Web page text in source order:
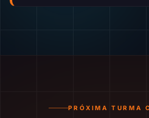
PRÓXIMA TURMA